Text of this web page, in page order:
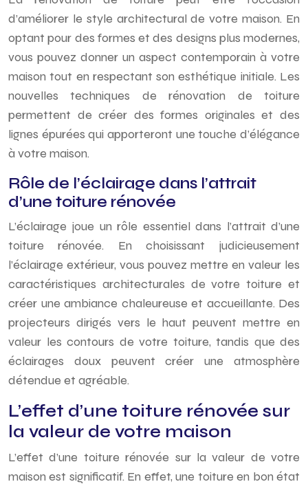
d’améliorer le style architectural de votre maison. En
optant pour des formes et des designs plus modernes,
vous pouvez donner un aspect contemporain à votre
maison tout en respectant son esthétique initiale. Les
nouvelles techniques de rénovation de toiture
permettent de créer des formes originales et des
lignes épurées qui apporteront une touche d’élégance
à votre maison.
Rôle de l’éclairage dans l’attrait
d’une toiture rénovée
L’éclairage joue un rôle essentiel dans l’attrait d’une
toiture rénovée. En choisissant judicieusement
l’éclairage extérieur, vous pouvez mettre en valeur les
caractéristiques architecturales de votre toiture et
créer une ambiance chaleureuse et accueillante. Des
projecteurs dirigés vers le haut peuvent mettre en
valeur les contours de votre toiture, tandis que des
éclairages doux peuvent créer une atmosphère
détendue et agréable.
L’effet d’une toiture rénovée sur
la valeur de votre maison
L’effet d’une toiture rénovée sur la valeur de votre
maison est significatif. En effet, une toiture en bon état